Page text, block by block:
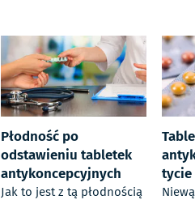
Płodność po
odstawieniu tabletek
antykoncepcyjnych
Jak to jest z tą płodnością
tycie